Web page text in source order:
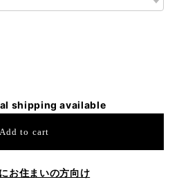
shipping available
Add to cart
お住まいの方向け